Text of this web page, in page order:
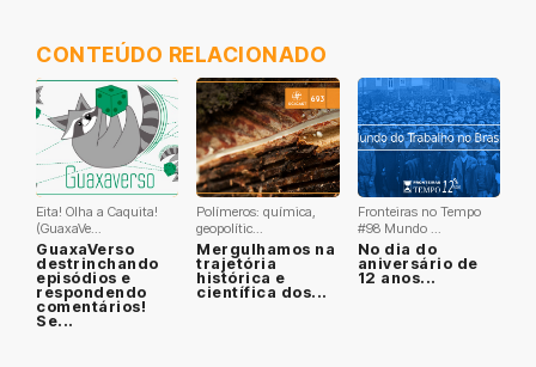
CONTEÚDO RELACIONADO
Eita! Olha a Caquita!
(GuaxaVe...
GuaxaVerso
destrinchando
episódios e
respondendo
comentários!
Se...
Polímeros: química,
geopolític...
Mergulhamos na
trajetória
histórica e
científica dos...
Fronteiras no Tempo
#98 Mundo ...
No dia do
aniversário de
12 anos...